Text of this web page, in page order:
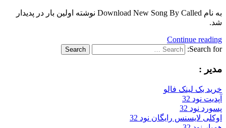
به نام Download New Song By Called نوشته اولین بار در پدیدار
شد.
Continue reading
Search for:
Search
مدیر :
خرید بک لینک فالو
آپدیت نود 32
پسورد نود 32
اوکلی لایسنس رایگان نود 32